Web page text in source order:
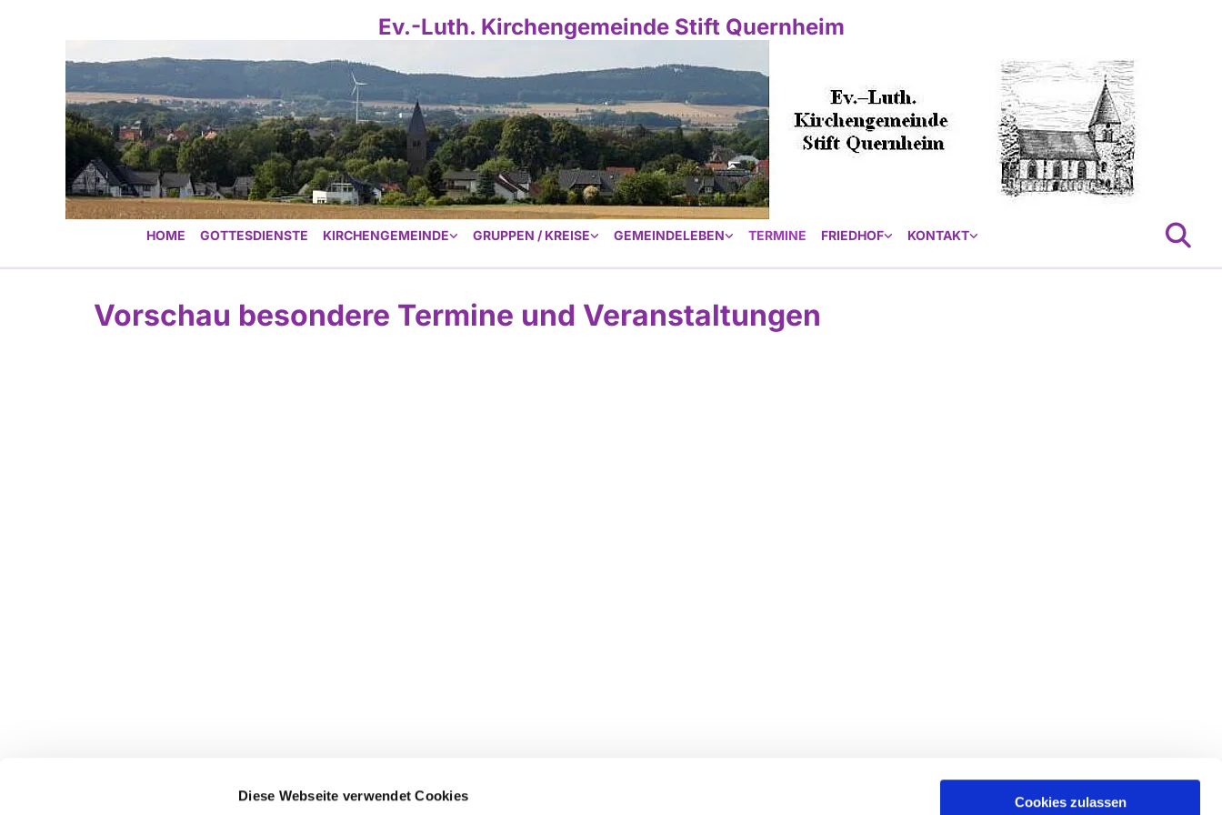
Diese Webseite verwendet Cookies Cookies zulassen
Ev.-Luth. Kirchengemeinde Stift Quernheim
HOME GOTTESDIENSTE KIRCHENGEMEINDE GRUPPEN / KREISE GEMEINDELEBEN TERMINE FRIEDHOF KONTAKT
Vorschau besondere Termine und Veranstaltungen
Ev.-Luth. Kirchengemeinde Stift Quernheim
Öffnungszeiten des Gemeindebüros: